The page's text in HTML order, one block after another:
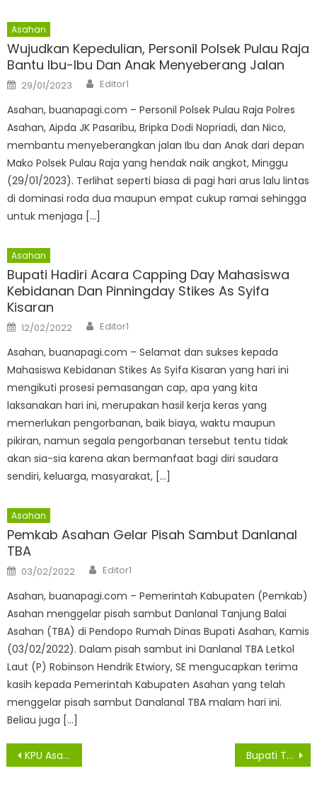
Asahan
Wujudkan Kepedulian, Personil Polsek Pulau Raja
Bantu Ibu-Ibu Dan Anak Menyeberang Jalan
Posted
on
29/01/2023 Author
Editor1
Asahan, buanapagi.com – Personil Polsek Pulau Raja Polres
Asahan, Aipda JK Pasaribu, Bripka Dodi Nopriadi, dan Nico,
membantu menyeberangkan jalan Ibu dan Anak dari depan
Mako Polsek Pulau Raja yang hendak naik angkot, Minggu
(29/01/2023). Terlihat seperti biasa di pagi hari arus lalu lintas
di dominasi roda dua maupun empat cukup ramai sehingga
untuk menjaga […]
Asahan
Bupati Hadiri Acara Capping Day Mahasiswa
Kebidanan Dan Pinningday Stikes As Syifa
Kisaran
Posted
on
12/02/2022 Author
Editor1
Asahan, buanapagi.com – Selamat dan sukses kepada
Mahasiswa Kebidanan Stikes As Syifa Kisaran yang hari ini
mengikuti prosesi pemasangan cap, apa yang kita
laksanakan hari ini, merupakan hasil kerja keras yang
memerlukan pengorbanan, baik biaya, waktu maupun
pikiran, namun segala pengorbanan tersebut tentu tidak
akan sia-sia karena akan bermanfaat bagi diri saudara
sendiri, keluarga, masyarakat, […]
Asahan
Pemkab Asahan Gelar Pisah Sambut Danlanal
TBA
Posted
on
03/02/2022 Author
Editor1
Asahan, buanapagi.com – Pemerintah Kabupaten (Pemkab)
Asahan menggelar pisah sambut Danlanal Tanjung Balai
Asahan (TBA) di Pendopo Rumah Dinas Bupati Asahan, Kamis
(03/02/2022). Dalam pisah sambut ini Danlanal TBA Letkol
Laut (P) Robinson Hendrik Etwiory, SE mengucapkan terima
kasih kepada Pemerintah Kabupaten Asahan yang telah
menggelar pisah sambut Danalanal TBA malam hari ini.
Beliau juga […]
Navigasi
KPU Asahan Undi Nomor Urut Pasangan Calon Bupati dan Wakil Bupati Asahan Bupati Terima Audiensi Pengurus Tabagsel Kabupaten Asahan